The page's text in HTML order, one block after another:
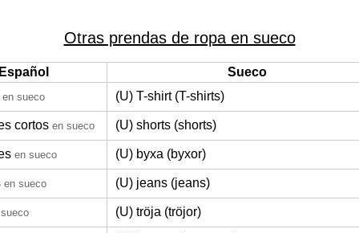
Otras prendas de ropa en sueco
Sueco
en sueco (U) T-shirt (T-shirts)
cortos en sueco (U) shorts (shorts)
en sueco (U) byxa (byxor)
en sueco (U) jeans (jeans)
(U) tröja (tröjor)